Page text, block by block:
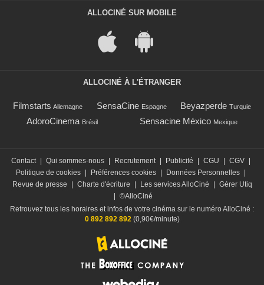
ALLOCINÉ SUR MOBILE
ALLOCINÉ À L'ÉTRANGER
Filmstarts Allemagne SensaCine Espagne Beyazperde Turquie
AdoroCinema Brésil Sensacine México Mexique
Contact | Qui sommes-nous | Recrutement | Publicité | CGU | CGV |
Politique de cookies | Préférences cookies | Données Personnelles |
Revue de presse
| Charte d'écriture | Les services AlloCiné | Gérer Utiq
| ©AlloCiné
Retrouvez tous les horaires et infos de votre cinéma sur le numéro AlloCiné :
0 892 892 892 (0,90€/minute)